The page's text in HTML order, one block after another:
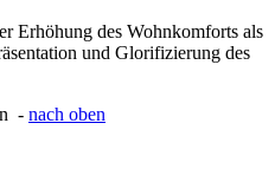
Erhöhung des Wohnkomforts als
und Glorifizierung des
- nach oben